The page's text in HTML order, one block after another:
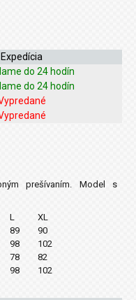
Expedícia
do 24 hodín
do 24 hodín
prešívaním. Model s
L
XL
89
90
98
102
78
82
98 102